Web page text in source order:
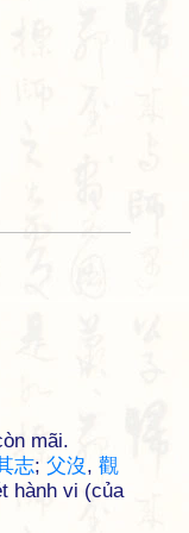
mãi.
志; 父沒, 觀
hành vi (của